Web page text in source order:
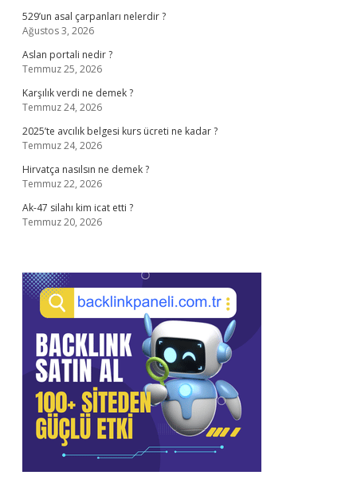
529’un asal çarpanları nelerdir ?
Ağustos 3, 2026
Aslan portali nedir ?
Temmuz 25, 2026
Karşılık verdi ne demek ?
Temmuz 24, 2026
2025’te avcılık belgesi kurs ücreti ne kadar ?
Temmuz 24, 2026
Hirvatça nasılsın ne demek ?
Temmuz 22, 2026
Ak-47 silahı kim icat etti ?
Temmuz 20, 2026